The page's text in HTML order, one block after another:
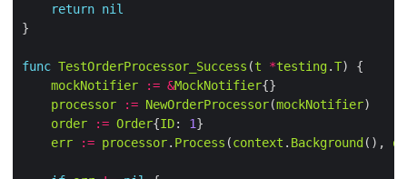
return nil
func TestOrderProcessor_Success (t *testing.T
mockNotifier
:= &MockNotifier
processor
:= NewOrderProcessor(mockNotifier
order
:= Order{ID: 1
err
:= processor. Process (context . Background(),